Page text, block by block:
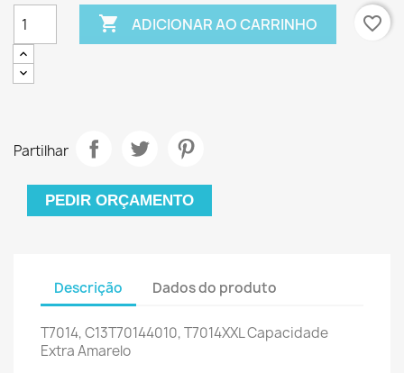
 ADICIONAR AO CARRINHO favorite_border
Partilhar
PEDIR ORÇAMENTO
Descrição Dados do produto
T7014, C13T70144010, T7014XXLCapacidade
Extra Amarelo